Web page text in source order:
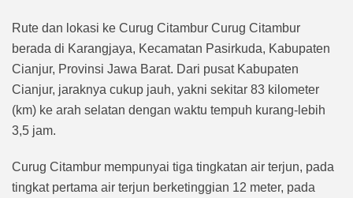
Rute dan lokasi ke Curug Citambur Curug Citambur
berada di Karangjaya, Kecamatan Pasirkuda, Kabupaten
Cianjur, Provinsi Jawa Barat. Dari pusat Kabupaten
Cianjur, jaraknya cukup jauh, yakni sekitar 83 kilometer
(km) ke arah selatan dengan waktu tempuh kurang-lebih
3,5 jam.
Curug Citambur mempunyai tiga tingkatan air terjun, pada
tingkat pertama air terjun berketinggian 12 meter, pada